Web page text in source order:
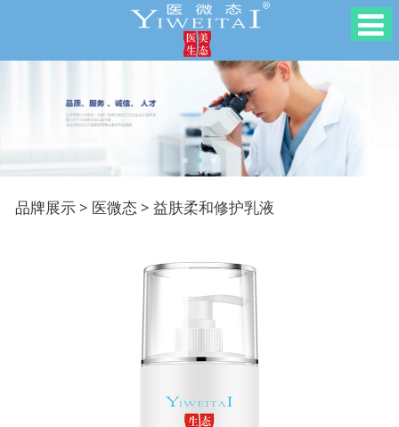
益肤柔和修护乳液
品牌展示> 医微态> 益肤柔和修护乳液